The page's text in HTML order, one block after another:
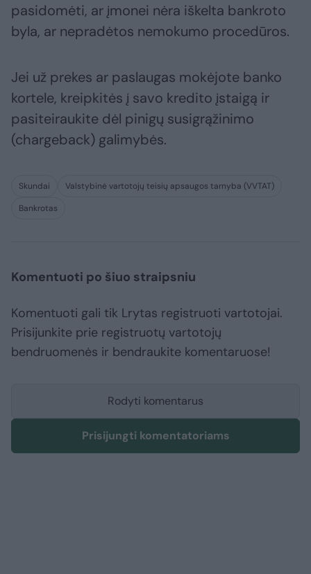
pasidomėti, ar įmonei nėra iškelta bankroto
byla, ar nepradėtos nemokumo procedūros.
Jei už prekes ar paslaugas mokėjote banko
kortele, kreipkitės į savo kredito įstaigą ir
pasiteiraukite dėl pinigų susigrąžinimo
(chargeback) galimybės.
Skundai
Valstybinė vartotojų teisių apsaugos tarnyba (VVTAT)
Bankrotas
Komentuoti po šiuo straipsniu
Komentuoti gali tik Lrytas registruoti vartotojai.
Prisijunkite prie registruotų vartotojų
bendruomenės ir bendraukite komentaruose!
Rodyti komentarus
Prisijungti komentatoriams